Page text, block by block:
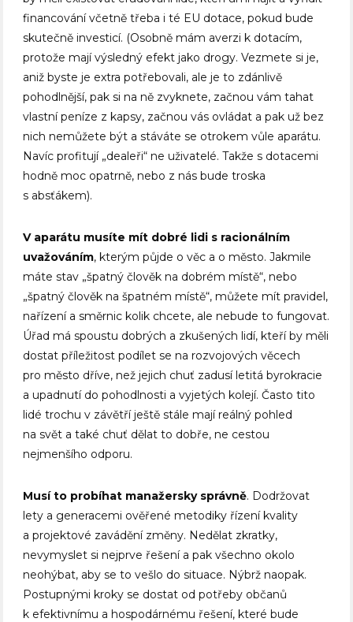
financování včetně třeba i té EU dotace, pokud bude
skutečně investicí. (Osobně mám averzi k dotacím,
protože mají výsledný efekt jako drogy. Vezmete si je,
aniž byste je extra potřebovali, ale je to zdánlivě
pohodlnější, pak si na ně zvyknete, začnou vám tahat
vlastní peníze z kapsy, začnou vás ovládat a pak už bez
nich nemůžete být a stáváte se otrokem vůle aparátu.
Navíc profitují „dealeři“ ne uživatelé. Takže s dotacemi
hodně moc opatrně, nebo z nás bude troska
s absťákem).
V aparátu musíte mít dobré lidi s racionálním
uvažováním, kterým půjde o věc a o město. Jakmile
máte stav „špatný člověk na dobrém místě“, nebo
„špatný člověk na špatném místě“, můžete mít pravidel,
nařízení a směrnic kolik chcete, ale nebude to fungovat.
Úřad má spoustu dobrých a zkušených lidí, kteří by měli
dostat příležitost podílet se na rozvojových věcech
pro město dříve, než jejich chuť zadusí letitá byrokracie
a upadnutí do pohodlnosti a vyjetých kolejí. Často tito
lidé trochu v závětří ještě stále mají reálný pohled
na svět a také chuť dělat to dobře, ne cestou
nejmenšího odporu.
Musí to probíhat manažersky správně. Dodržovat
lety a generacemi ověřené metodiky řízení kvality
a projektové zavádění změny. Nedělat zkratky,
nevymyslet si nejprve řešení a pak všechno okolo
neohýbat, aby se to vešlo do situace. Nýbrž naopak.
Postupnými kroky se dostat od potřeby občanů
k efektivnímu a hospodárnému řešení, které bude